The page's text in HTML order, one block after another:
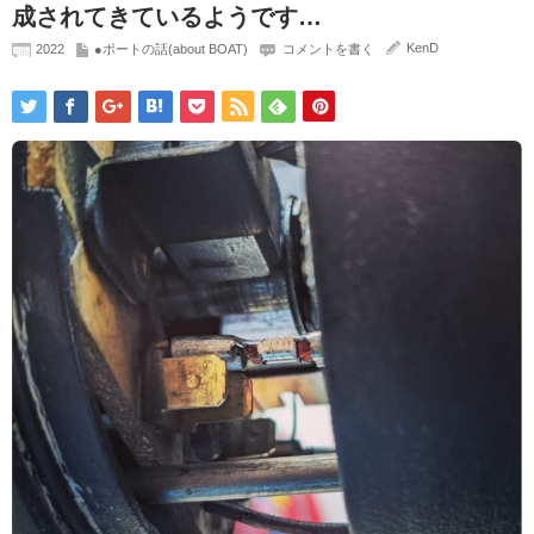
成されてきているようです…
2022 ●ボートの話(about BOAT) コメントを書く KenD